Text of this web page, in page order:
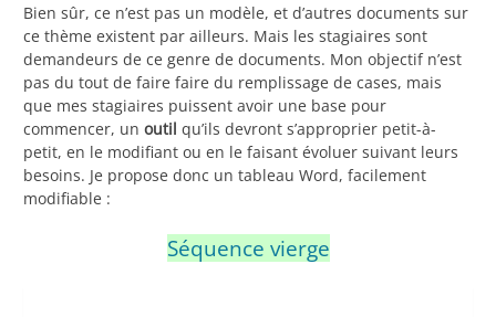
Bien sûr, ce n’est pas un modèle, et d’autres documents sur
ce thème existent par ailleurs. Mais les stagiaires sont
demandeurs de ce genre de documents. Mon objectif n’est
pas du tout de faire faire du remplissage de cases, mais
que mes stagiaires puissent avoir une base pour
commencer, un outil qu’ils devront s’approprier petit-à-
petit, en le modifiant ou en le faisant évoluer suivant leurs
besoins. Je propose donc un tableau Word, facilement
modifiable :
Séquence vierge